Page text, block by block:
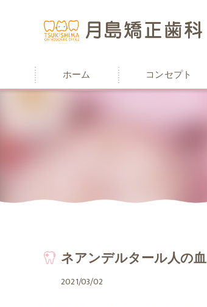
ホーム コンセプト
ネアンデルタール人の血
2021/03/02